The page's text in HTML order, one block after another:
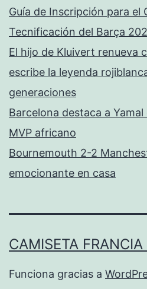
Guía de Inscripción para el
Tecnificación del Barça
El hijo de Kluivert renueva
escribe la leyenda
generaciones
Barcelona destaca a
MVP africano
Bournemouth 2-2
emocionante en casa
CAMISETA
Funciona gracias a